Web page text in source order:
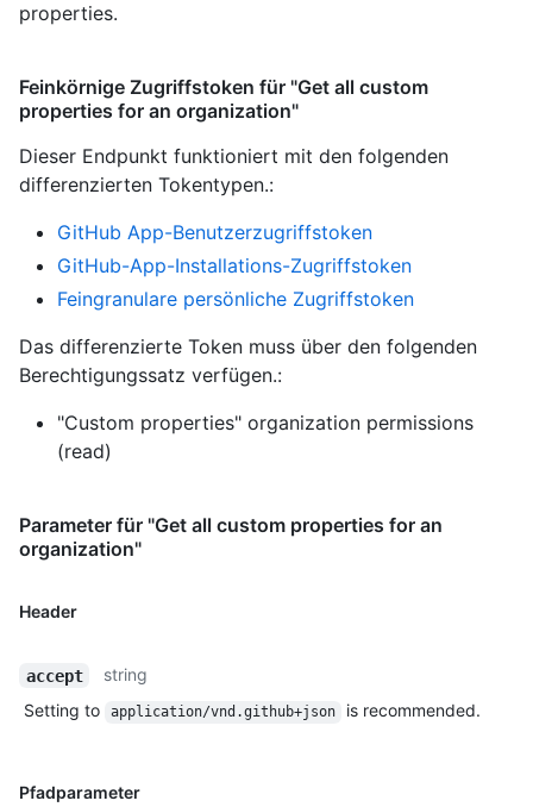
properties.
Feinkörnige Zugriffstoken für "Get all custom
properties for an organization"
Dieser Endpunkt funktioniert mit den folgenden
differenzierten Tokentypen.:
GitHub App-Benutzerzugriffstoken
GitHub-App-Installations-Zugriffstoken
Feingranulare persönliche Zugriffstoken
Das differenzierte Token muss über den folgenden
Berechtigungssatz verfügen.:
"Custom properties" organization permissions
(read)
Parameter für "Get all custom properties for an
organization"
Header
accept
string
Setting to
application/vnd.github+json is recommended.
Pfadparameter